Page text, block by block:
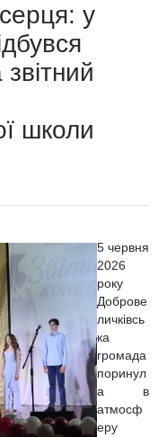
у
школи
5 червня
2026
року
Доброве
личківсь
ка
громада
поринул
а в
атмосф
еру